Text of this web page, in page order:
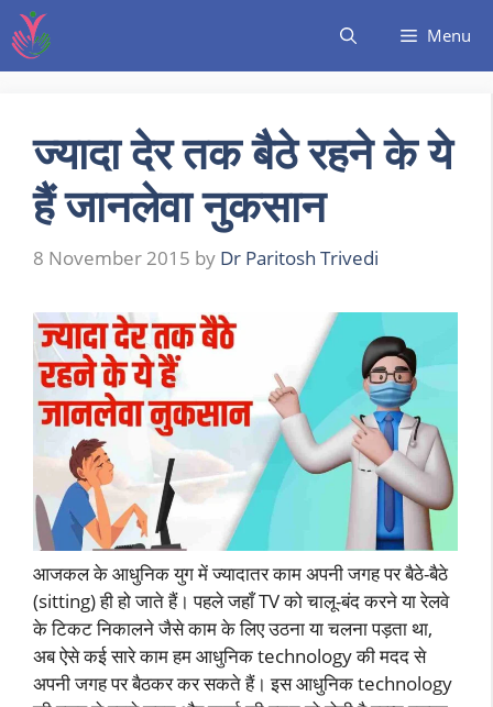
Menu
ज्यादा देर तक बैठे रहने के ये
हैं जानलेवा नुकसान
8 November 2015 by Dr Paritosh Trivedi
आजकल के आधुनिक युग में ज्यादातर काम अपनी जगह पर बैठे-बैठे
(sitting) ही हो जाते हैं। पहले जहाँ TV को चालू-बंद करने या रेलवे
के टिकट निकालने जैसे काम के लिए उठना या चलना पड़ता था,
अब ऐसे कई सारे काम हम आधुनिक technology की मदद से
अपनी जगह पर बैठकर कर सकते हैं। इस आधुनिक technology